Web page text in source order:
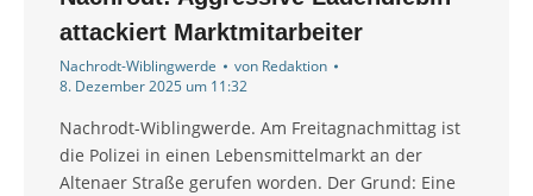
attackiert Marktmitarbeiter
Nachrodt-Wiblingwerde von Redaktion
8. Dezember 2025 um 11:32
Nachrodt-Wiblingwerde. Am Freitagnachmittag ist
die Polizei in einen Lebensmittelmarkt an der
Altenaer Straße gerufen worden. Der Grund: Eine